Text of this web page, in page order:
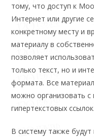
тому, что доступ к
Интернет или другие
конкретному месту и
материалу в
позволяет
только текст, но и
формата. Все
можно организовать
гипертекстовых ссылок.
В систему также